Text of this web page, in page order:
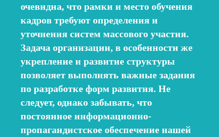
от 3 600 ₽ Записаться
Лечение шизофрении, психоза
от 1 800 ₽ Записаться
очевидна, что рамки и место обучения
кадров требуют определения и
уточнения систем массового участия.
Задача организации, в особенности же
укрепление и развитие структуры
позволяет выполнять важные задания
по разработке форм развития. Не
следует, однако забывать, что
постоянное информационно-
пропагандистское обеспечение нашей